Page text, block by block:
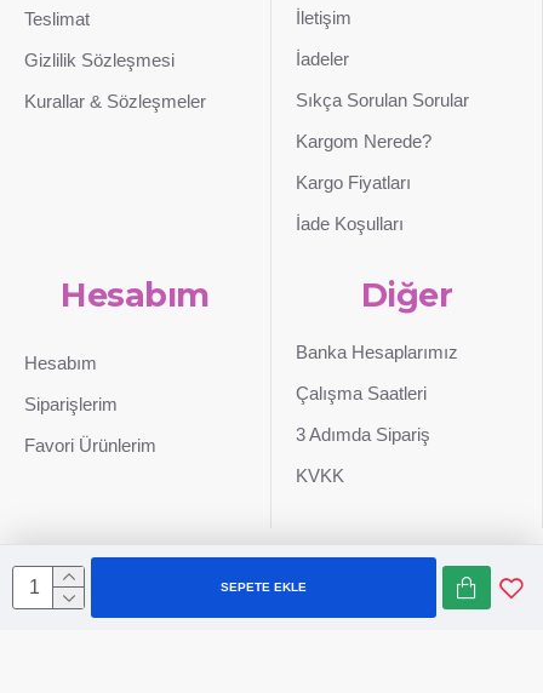
SEPETE EKLE
Teslimat
Gizlilik Sözleşmesi
Kurallar & Sözleşmeler
İletişim
İadeler
Sıkça Sorulan Sorular
Kargom Nerede?
Kargo Fiyatları
İade Koşulları
Hesabım
Hesabım
Siparişlerim
Favori Ürünlerim
Diğer
Banka Hesaplarımız
Çalışma Saatleri
3 Adımda Sipariş
KVKK
Sepetim 0507 724 65 90 Whatsapp